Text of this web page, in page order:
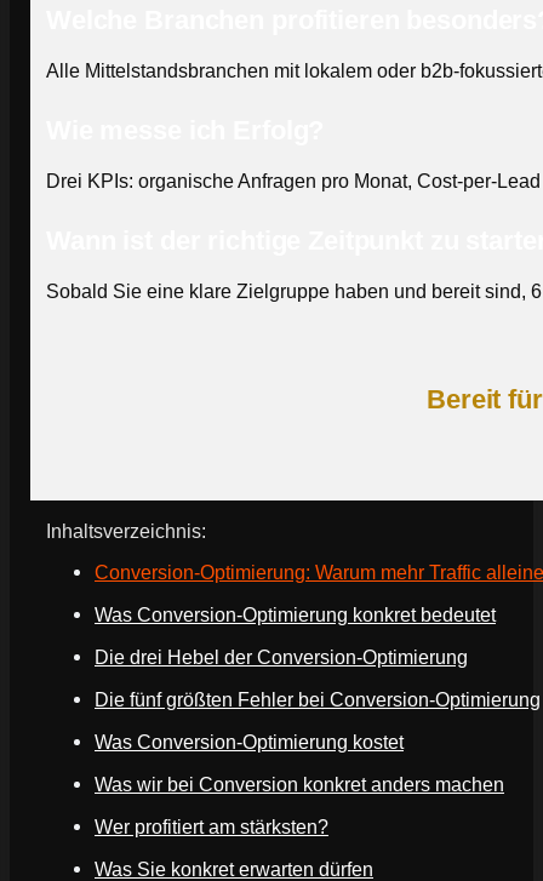
Alle Mittelstandsbranchen mit lokalem oder b2b-
Drei KPIs: organische Anfragen pro Monat, Cost-per-
Sobald Sie eine klare Zielgruppe haben und bereit sind,
Bereit
Inhaltsverzeichnis:
Conversion-Optimierung: Warum mehr Traffic
Was Conversion-Optimierung konkret bedeutet
Die drei Hebel der Conversion-Optimierung
Die fünf größten Fehler bei Conversion-Optimierung
Was Conversion-Optimierung kostet
Was wir bei Conversion konkret anders machen
Wer profitiert am stärksten?
Was Sie konkret erwarten dürfen